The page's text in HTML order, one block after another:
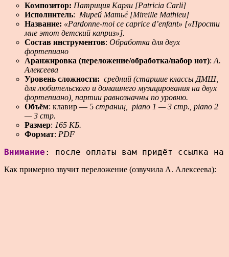
Композитор: Патриция Карли [Patricia Carli]
Исполнитель: Мирей Матьё [Mireille Mathieu]
Название: «Pardonne-moi ce caprice d’enfant» [«Прости
мне этот детский каприз»].
Состав инструментов: Обработка для двух
фортепиано
Аранжировка (переложение/обработка/набор нот): А.
Алексеева
Уровень сложности: средний (старшие классы ДМШ,
для любительского и домашнего музицирования на двух
фортепиано), партии равнозначны по уровню.
Объём: клавир — 5 страниц, piano 1 — 3 стр., piano 2
— 3 стр.
Размер: 165 КБ.
Формат: PDF
Внимание : после оплаты вам придёт ссылка
Как примерно звучит переложение (озвучила А. Алексеева):